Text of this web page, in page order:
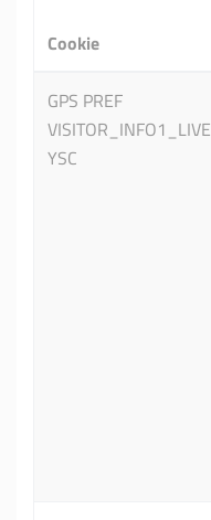
Cookie
GPS PREF
VISITOR_INFO1_LIVE
YSC